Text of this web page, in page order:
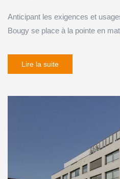
Anticipant les exigences et
Bougy se place à la pointe en
Lire la suite